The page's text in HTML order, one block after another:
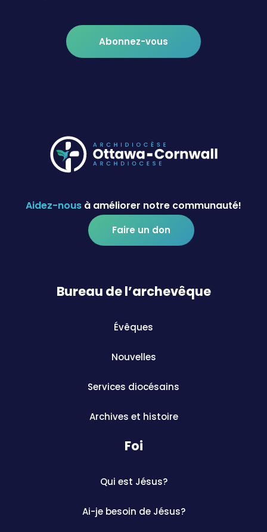
Abonnez-vous
Aidez-nous à améliorer notre communauté!
Faire un don
Bureau de l’archevêque
Évêques
Nouvelles
Services diocésains
Archives et histoire
Foi
Qui est Jésus?
Ai-je besoin de Jésus?